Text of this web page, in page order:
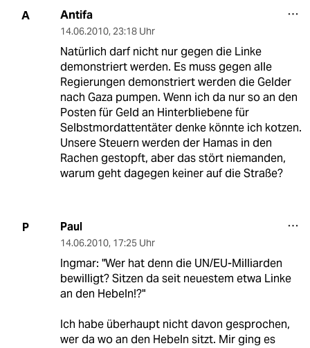
A Antifa
14.06.2010, 23:18 Uhr
Natürlich darf nicht nur gegen die Linke
demonstriert werden. Es muss gegen alle
Regierungen demonstriert werden die Gelder
nach Gaza pumpen. Wenn ich da nur so an den
Posten für Geld an Hinterbliebene für
Selbstmordattentäter denke könnte ich kotzen.
Unsere Steuern werden der Hamas in den
Rachen gestopft, aber das stört niemanden,
warum geht dagegen keiner auf die Straße?
P Paul
14.06.2010, 17:25 Uhr
Ingmar: "Wer hat denn die UN/EU-Milliarden
bewilligt? Sitzen da seit neuestem etwa Linke
an den Hebeln!?"
Ich habe überhaupt nicht davon gesprochen,
wer da wo an den Hebeln sitzt. Mir ging es